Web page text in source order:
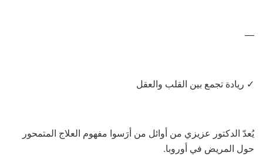
—
✓ ريادة تجمع بين القلب والعقل
يُعدّ الدكتور عزيزي من أوائل من أرَسوا مفهوم العلاج المتمحور
حول المريض في أوروبا.